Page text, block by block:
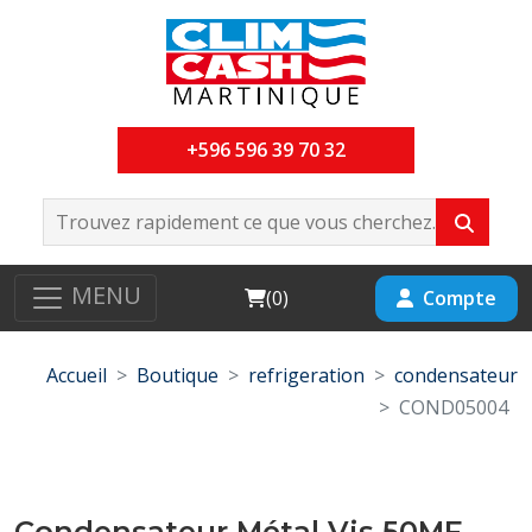
+596 596 39 70 32
MENU Cart
(0) Compte
Accueil Boutique refrigeration
condensateur
COND05004